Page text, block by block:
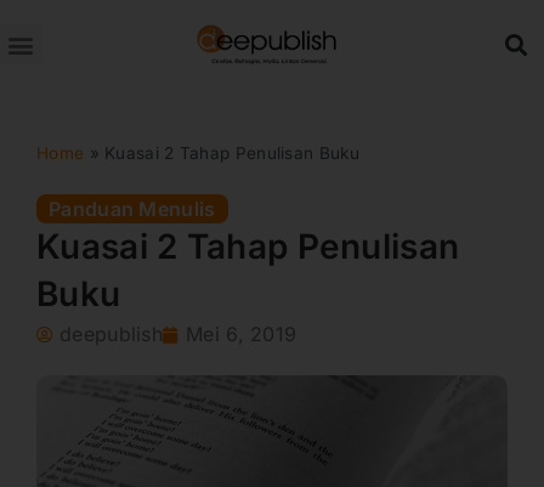
ke
Home » Kuasai 2 Tahap Penulisan Buku
Panduan Menulis
Kuasai 2 Tahap Penulisan
Buku
deepublish Mei 6, 2019